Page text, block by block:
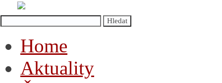
Home
Aktuality